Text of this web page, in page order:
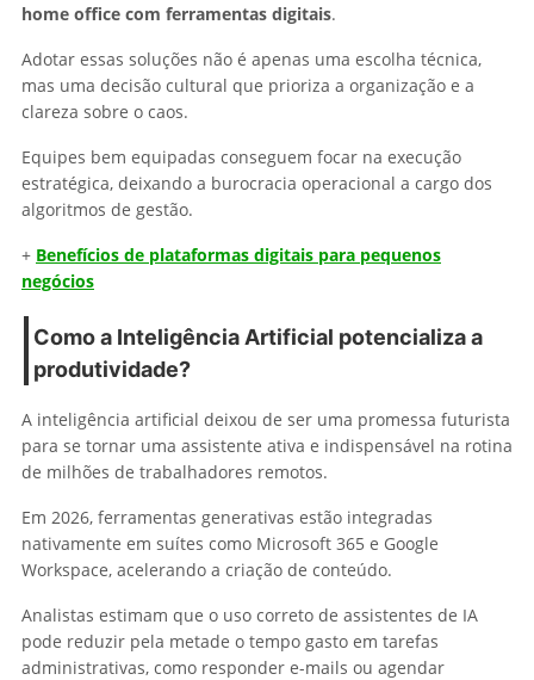
home office com ferramentas digitais.
Adotar essas soluções não é apenas uma escolha técnica,
mas uma decisão cultural que prioriza a organização e a
clareza sobre o caos.
Equipes bem equipadas conseguem focar na execução
estratégica, deixando a burocracia operacional a cargo dos
algoritmos de gestão.
+ Benefícios de plataformas digitais para pequenos
negócios
Como a Inteligência Artificial potencializa a
produtividade?
A inteligência artificial deixou de ser uma promessa futurista
para se tornar uma assistente ativa e indispensável na rotina
de milhões de trabalhadores remotos.
Em 2026, ferramentas generativas estão integradas
nativamente em suítes como Microsoft 365 e Google
Workspace, acelerando a criação de conteúdo.
Analistas estimam que o uso correto de assistentes de IA
pode reduzir pela metade o tempo gasto em tarefas
administrativas, como responder e-mails ou agendar